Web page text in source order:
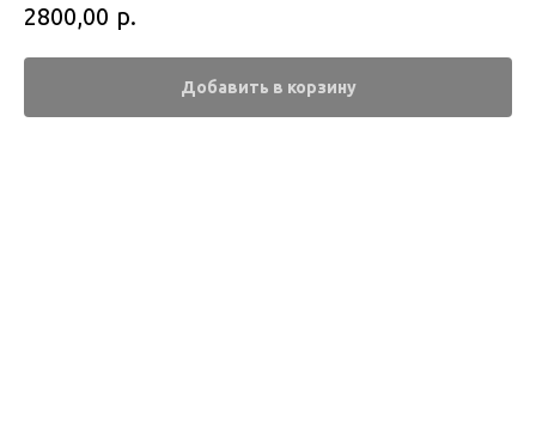
2800,00 р.
Добавить в корзину